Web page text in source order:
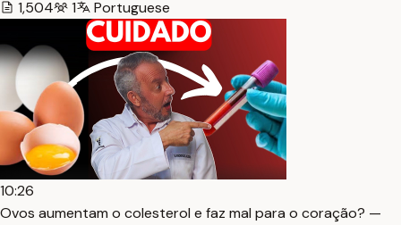
1,504
1 Portuguese
10:26
Ovos aumentam o colesterol e faz mal para o coração? —